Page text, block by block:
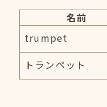
名前
trumpet
トランペット